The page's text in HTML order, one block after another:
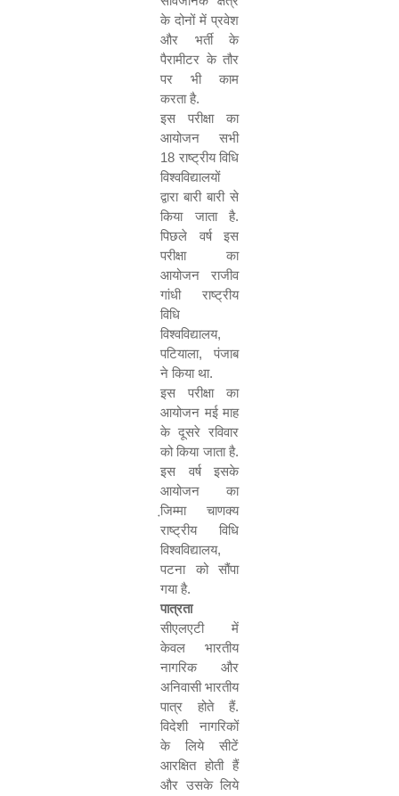
के दोनों में प्रवेश
और भर्ती के
पैरामीटर के तौर
पर भी काम
करता है.
इस परीक्षा का
आयोजन सभी
18 राष्ट्रीय विधि
विश्वविद्यालयों
द्वारा बारी बारी से
किया जाता है.
पिछले वर्ष इस
परीक्षा का
आयोजन राजीव
गांधी राष्ट्रीय
विधि
विश्वविद्यालय,
पटियाला, पंजाब
ने किया था.
इस परीक्षा का
आयोजन मई माह
के दूसरे रविवार
को किया जाता है.
इस वर्ष इसके
आयोजन का
जि़म्मा चाणक्य
राष्ट्रीय विधि
विश्वविद्यालय,
पटना को सौंपा
गया है.
पात्रता
सीएलएटी में
केवल भारतीय
नागरिक और
अनिवासी भारतीय
पात्र होते हैं.
विदेशी नागरिकों
के लिये सीटें
आरक्षित होती हैं
और उसके लिये